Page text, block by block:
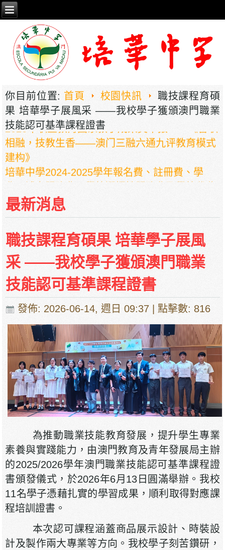
你目前位置: 首頁 校園快訊
職技課程育碩
果 培華學子展風采 ——我校學子獲頒澳門職業
技能認可基準課程證書
2026年职业教育国家教学成果奖申报——《普职
相融，技教生香——澳门三融六通九评教育模式
建构》
培華中學2024-2025學年報名費、註冊費、學
費、補充服務費、學校選擇性服務費及學校代收
培華中學收費項目一覽表
最新消息
職技課程育碩果 培華學子展風
采 ——我校學子獲頒澳門職業
技能認可基準課程證書
發佈: 2026-06-14, 週日 09:37 | 點擊數: 816
為推動職業技能教育發展，提升學生專業
素養與實踐能力，由澳門教育及青年發展局主辦
的2025/2026學年澳門職業技能認可基準課程證
書頒發儀式，於2026年6月13日圓滿舉辦。我校
11名學子憑藉扎實的學習成果，順利取得對應課
程培訓證書。
本次認可課程涵蓋商品展示設計、時裝設
計及製作兩大專業等方向。我校學子刻苦鑽研，